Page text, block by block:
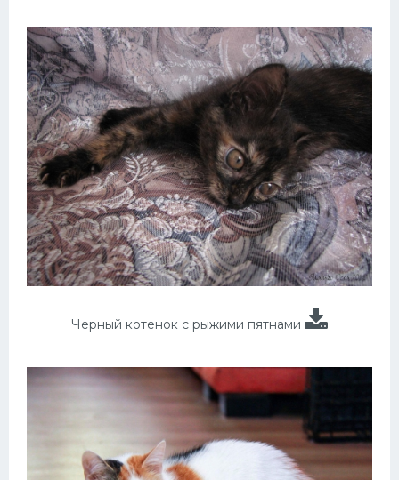
Черный котенок с рыжими пятнами